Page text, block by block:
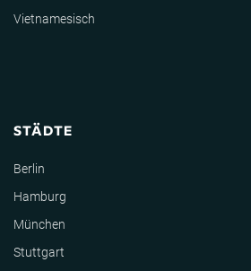
Vietnamesisch
STÄDTE
Berlin
Hamburg
München
Stuttgart